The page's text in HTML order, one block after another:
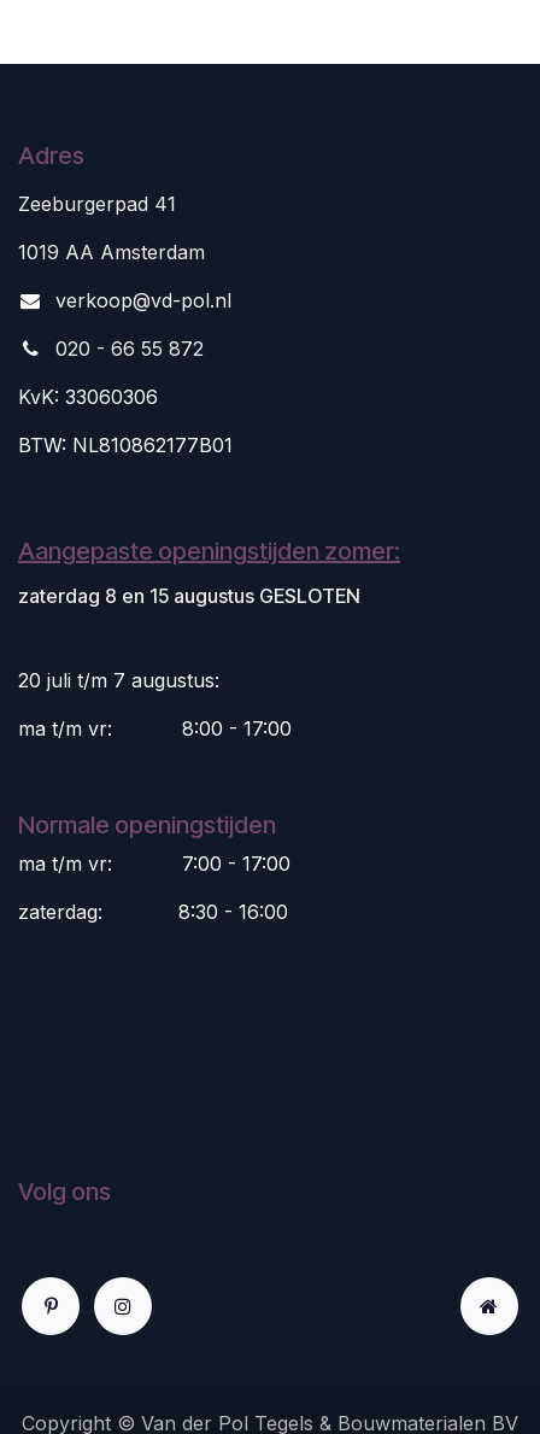
Adres
Zeeburgerpad 41
1019 AA Amsterdam
verkoop@vd-pol.nl
020 - 66 55 872
KvK: 33060306
BTW: NL810862177B01
Aangepaste openingstijden zomer:
zaterdag 8 en 15 augustus GESLOTEN
20 juli t/m 7 augustus:
ma t/m vr:
​8:00 - 17:00
Normale openingstijden
ma t/m vr:
​7:00 - 17:00
zaterdag:
​8:30 - 16:00
Volg ons
Copyright © Van der Pol Tegels & Bouwmaterialen BV